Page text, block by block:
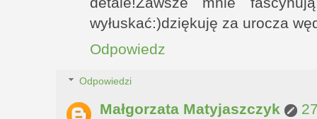
wyłuskać:)dziękuję za urocza
Odpowiedz
Odpowiedzi
Małgorzata Matyjaszczyk